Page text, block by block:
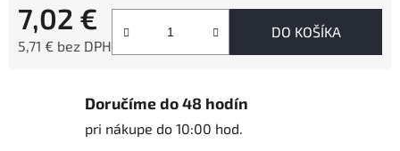
7,02 €
5,71 € bez DPH
DO KOŠÍKA
Doručíme do 48 hodín
pri nákupe do 10:00 hod.